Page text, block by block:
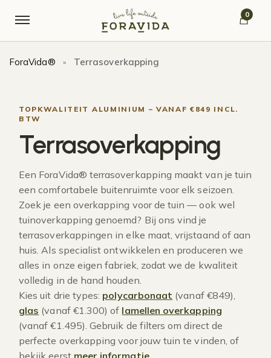
0
ForaVida® » Terrasoverkapping
TOPKWALITEIT ALUMINIUM – VANAF €849 INCL.
BTW
Terrasoverkapping
Een ForaVida® terrasoverkapping maakt van je tuin
een comfortabele buitenruimte voor elk seizoen.
Zoek je een overkapping voor de tuin — ook wel
tuinoverkapping genoemd? Bij ons vind je
terrasoverkappingen in elke maat, vrijstaand of aan
huis. Als specialist ontwikkelen en produceren we
alles in onze eigen fabriek, zodat we de kwaliteit
volledig in de hand houden.
Kies uit drie types: polycarbonaat (vanaf €849),
glas (vanaf €1.300) of lamellen overkapping
(vanaf €1.495). Gebruik de filters om direct de
perfecte overkapping voor jouw tuin te vinden, of
bekijk eerst meer informatie.